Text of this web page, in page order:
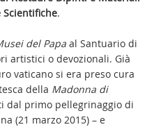
Scientifiche.
del Papaal Santuario di
artistici o devozionali. Già
vaticano si era preso cura
della Madonna di
dal primo pellegrinaggio di
(21 marzo 2015) – e